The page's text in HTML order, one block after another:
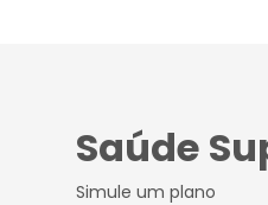
Saúde
Simule um plano